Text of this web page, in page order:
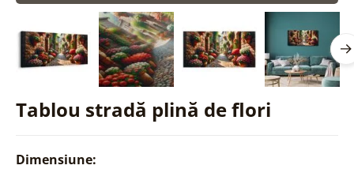
Tablou stradă plină de flori
Dimensiune: